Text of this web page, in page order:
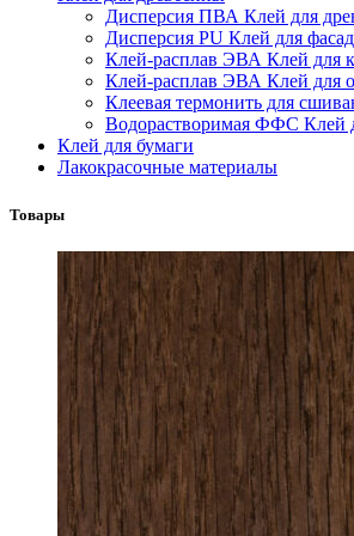
Дисперсия ПВА Клей для
Дисперсия PU Клей для
Клей-расплав ЭВА Клей для
Клей-расплав ЭВА Клей для
Клеевая термонить для
Водорастворимая ФФС Клей
Клей для бумаги
Лакокрасочные материалы
Товары